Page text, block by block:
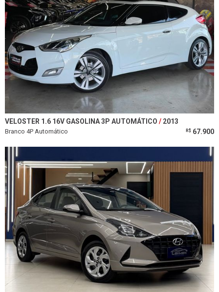
VELOSTER 1.6 16V GASOLINA 3P AUTOMÁTICO 2013
Branco 4P Automático R$ 67.900